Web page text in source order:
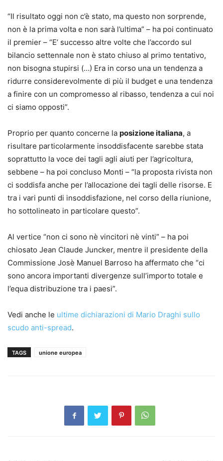
“Il risultato oggi non c’è stato, ma questo non sorprende,
non è la prima volta e non sarà l’ultima” – ha poi continuato
il premier – “E’ successo altre volte che l’accordo sul
bilancio settennale non è stato chiuso al primo tentativo,
non bisogna stupirsi (…) Era in corso una un tendenza a
ridurre considerevolmente di più il budget e una tendenza
a finire con un compromesso al ribasso, tendenza a cui noi
ci siamo opposti”.
Proprio per quanto concerne la posizione italiana, a
risultare particolarmente insoddisfacente sarebbe stata
soprattutto la voce dei tagli agli aiuti per l’agricoltura,
sebbene – ha poi concluso Monti – “la proposta rivista non
ci soddisfa anche per l’allocazione dei tagli delle risorse. E
tra i vari punti di insoddisfazione, nel corso della riunione,
ho sottolineato in particolare questo”.
Al vertice “non ci sono nè vincitori nè vinti” – ha poi
chiosato Jean Claude Juncker, mentre il presidente della
Commissione Josè Manuel Barroso ha affermato che “ci
sono ancora importanti divergenze sull’importo totale e
l’equa distribuzione tra i paesi”.
Vedi anche le ultime dichiarazioni di Mario Draghi sullo
scudo anti-spread.
TAGS unione europea